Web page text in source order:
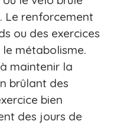
Le renforcement
ou des exercices
métabolisme.
maintenir la
brûlant des
bien
des jours de